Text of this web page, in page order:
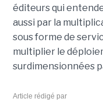
éditeurs qui
aussi par la
sous forme de
multiplier le
surdimensionnées
Article rédigé par